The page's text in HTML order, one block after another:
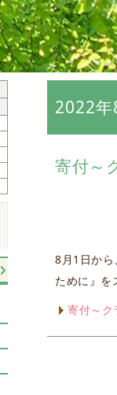
2022年
寄付～
8月1日か
ために』を
寄付～ク